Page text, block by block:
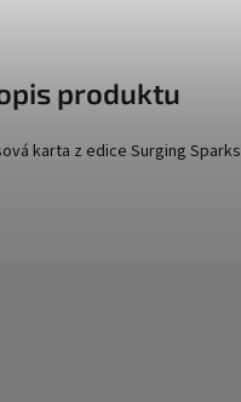
produktu
karta z ediceSurging Sparks